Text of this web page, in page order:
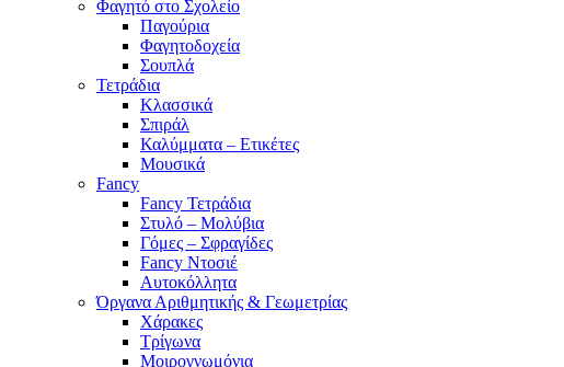
Φαγητό στο Σχολείο
Παγούρια
Φαγητοδοχεία
Σουπλά
Τετράδια
Κλασσικά
Σπιράλ
Καλύμματα – Ετικέτες
Μουσικά
Fancy
Fancy Τετράδια
Στυλό – Μολύβια
Γόμες – Σφραγίδες
Fancy Ντοσιέ
Αυτοκόλλητα
Όργανα Αριθμητικής & Γεωμετρίας
Χάρακες
Τρίγωνα
Mοιρογνωμόνια